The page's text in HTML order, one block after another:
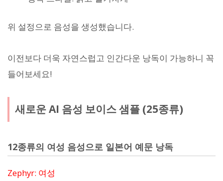
위 설정으로 음성을 생성했습니다.
이전보다 더욱 자연스럽고 인간다운 낭독이 가능하니 꼭
들어보세요!
새로운 AI 음성 보이스 샘플 (25종류)
12종류의 여성 음성으로 일본어 예문 낭독
Zephyr: 여성